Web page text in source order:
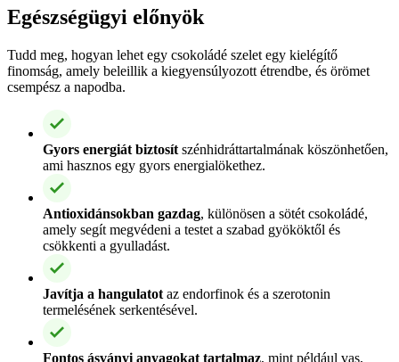
Egészségügyi előnyök
Tudd meg, hogyan lehet egy csokoládé szelet egy kielégítő
finomság, amely beleillik a kiegyensúlyozott étrendbe, és örömet
csempész a napodba.
Gyors energiát biztosít szénhidráttartalmának köszönhetően,
ami hasznos egy gyors energialökethez.
Antioxidánsokban gazdag, különösen a sötét csokoládé,
amely segít megvédeni a testet a szabad gyököktől és
csökkenti a gyulladást.
Javítja a hangulatot az endorfinok és a szerotonin
termelésének serkentésével.
Fontos ásványi anyagokat tartalmaz, mint például vas,